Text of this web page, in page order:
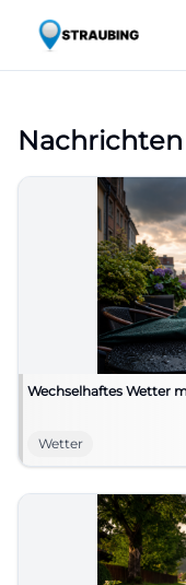
Nachrichten
Wechselhaftes Wetter
Wetter